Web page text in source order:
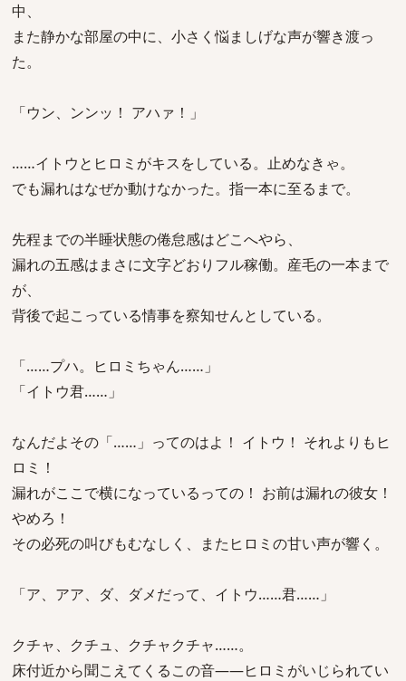
中、
また静かな部屋の中に、小さく悩ましげな声が響き渡っ
た。
「ウン、ンンッ！ アハァ！」
……イトウとヒロミがキスをしている。止めなきゃ。
でも漏れはなぜか動けなかった。指一本に至るまで。
先程までの半睡状態の倦怠感はどこへやら、
漏れの五感はまさに文字どおりフル稼働。産毛の一本まで
が、
背後で起こっている情事を察知せんとしている。
「……プハ。ヒロミちゃん……」
「イトウ君……」
なんだよその「……」ってのはよ！ イトウ！ それよりもヒ
ロミ！
漏れがここで横になっているっての！ お前は漏れの彼女！
やめろ！
その必死の叫びもむなしく、またヒロミの甘い声が響く。
「ア、アア、ダ、ダメだって、イトウ……君……」
クチャ、クチュ、クチャクチャ……。
床付近から聞こえてくるこの音――ヒロミがいじられてい